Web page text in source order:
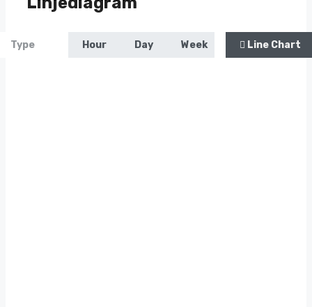
Zoom Hour Day Week Month
Type Line Chart